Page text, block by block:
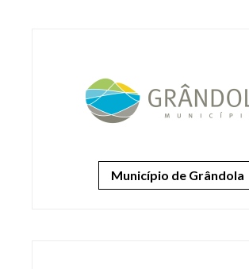
Município de Grândola